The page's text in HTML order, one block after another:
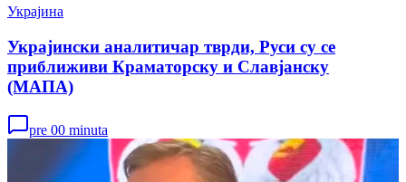
Украјина
Украјински аналитичар тврди, Руси су се
приближиви Краматорску и Славјанску
(МАПА)
pre 00 minuta